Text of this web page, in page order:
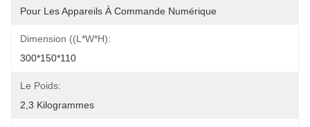
Pour Les Appareils À Commande Numérique
Dimension ((L*W*H):
300*150*110
Le Poids:
2,3 Kilogrammes